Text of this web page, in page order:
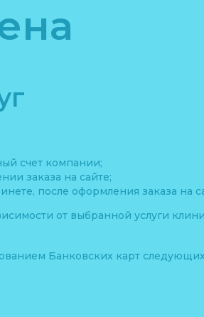
счет компании;
заказа на сайте;
после оформления заказа на
от выбранной услуги
Банковских карт